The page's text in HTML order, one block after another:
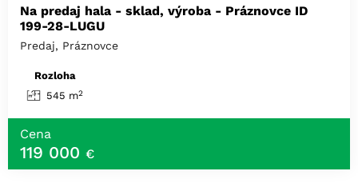
Na predaj hala - sklad, výroba - Práznovce ID
199-28-LUGU
Predaj, Práznovce
Rozloha
545 m2
Cena
119 000 €